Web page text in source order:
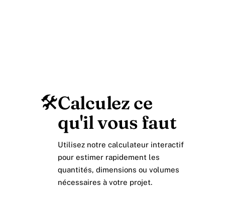
🛠️Calculez ce
qu'il vous faut
Utilisez notre calculateur interactif
pour estimer rapidement les
quantités, dimensions ou volumes
nécessaires à votre projet.